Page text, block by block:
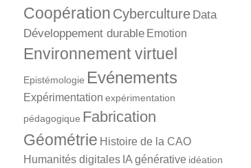
Coopération Cyberculture Data
Développement durable Emotion
Environnement virtuel
Epistémologie Evénements
Expérimentation expérimentation
pédagogique Fabrication
Géométrie Histoire de la CAO
Humanités digitales IA générative idéation